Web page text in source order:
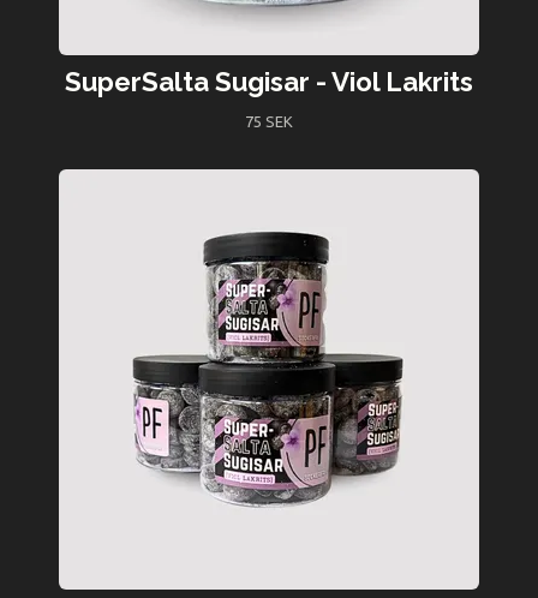
SuperSalta Sugisar - Viol Lakrits
75 SEK